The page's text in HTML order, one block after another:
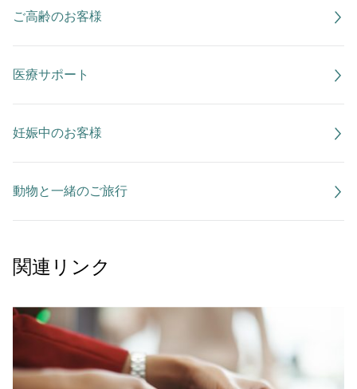
ご高齢のお客様
医療サポート
妊娠中のお客様
動物と一緒のご旅行
関連リンク